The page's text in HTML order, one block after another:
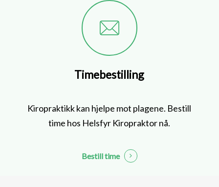
Timebestilling
Kiropraktikk kan hjelpe mot plagene. Bestill
time hos Helsfyr Kiropraktor nå.
Bestill time